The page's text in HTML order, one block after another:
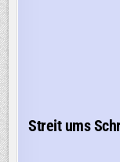
Streit ums